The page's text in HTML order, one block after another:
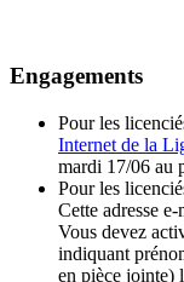
Engagements
Pour les
Internet de la
mardi 17/06 au
Pour les
Cette adresse
Vous devez
indiquant
en pièce jointe)